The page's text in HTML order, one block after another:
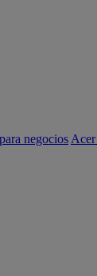
negocios